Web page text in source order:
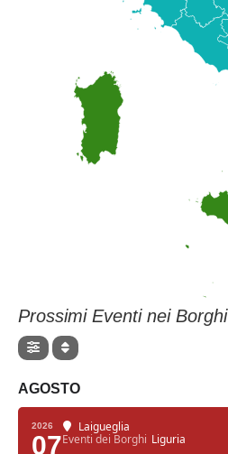
Prossimi Eventi nei Borghi
AGOSTO
2026
07
Laigueglia
Eventi dei Borghi Liguria